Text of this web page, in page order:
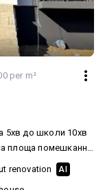
per m²
5хв до школи 10хв
площа помешкання
11 кв.м.
renovation AI